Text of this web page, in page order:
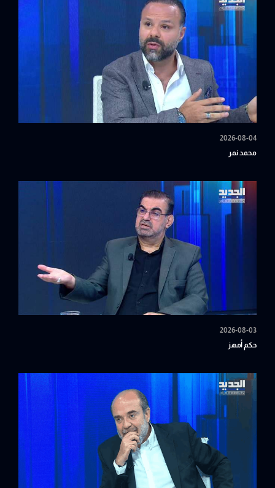
2026-08-04
محمد نمر
2026-08-03
حكم أمهز